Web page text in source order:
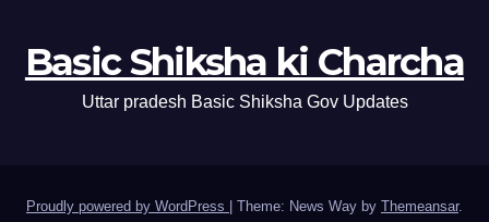
Basic Shiksha ki Charcha
Uttar pradesh Basic Shiksha Gov Updates
Proudly powered by WordPress Theme: News Way by Themeansar.